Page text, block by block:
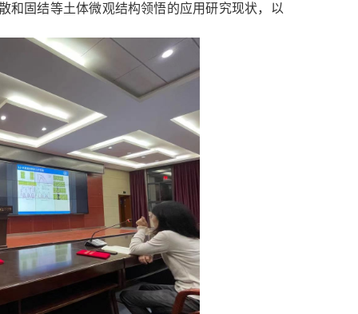
和固结等土体微观结构领悟的应用研究现状，以